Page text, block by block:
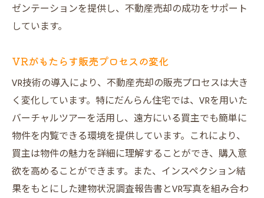
ゼンテーションを提供し、不動産売却の成功をサポート
しています。
VRがもたらす販売プロセスの変化
VR技術の導入により、不動産売却の販売プロセスは大き
く変化しています。特にだんらん住宅では、VRを用いた
バーチャルツアーを活用し、遠方にいる買主でも簡単に
物件を内覧できる環境を提供しています。これにより、
買主は物件の魅力を詳細に理解することができ、購入意
欲を高めることができます。また、インスペクション結
果をもとにした建物状況調査報告書とVR写真を組み合わ